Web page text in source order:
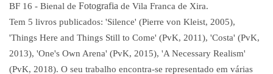
BF 16 - Bienal de Fotografia de Vila Franca de Xira.
Tem 5 livros publicados: 'Silence' (Pierre von Kleist, 2005),
'Things Here and Things Still to Come' (PvK, 2011), 'Costa' (PvK,
2013), 'One's Own Arena' (PvK, 2015), 'A Necessary Realism'
(PvK, 2018). O seu trabalho encontra-se representado em várias